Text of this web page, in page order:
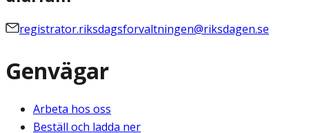
registrator.riksdagsforvaltningen@riksdagen.se
Genvägar
Arbeta hos oss
Beställ och ladda ner